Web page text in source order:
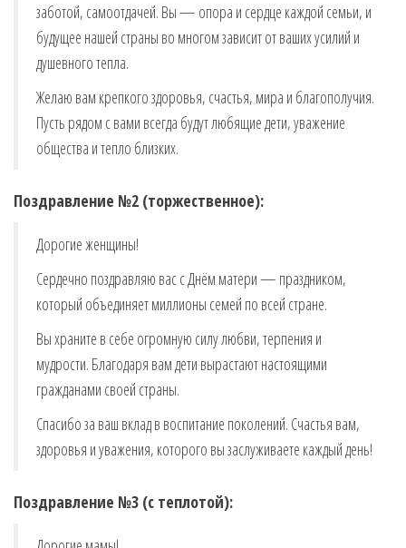
заботой, самоотдачей. Вы — опора и сердце каждой семьи, и
будущее нашей страны во многом зависит от ваших усилий и
душевного тепла.
Желаю вам крепкого здоровья, счастья, мира и благополучия.
Пусть рядом с вами всегда будут любящие дети, уважение
общества и тепло близких.
Поздравление №2 (торжественное):
Дорогие женщины!
Сердечно поздравляю вас с Днём матери — праздником,
который объединяет миллионы семей по всей стране.
Вы храните в себе огромную силу любви, терпения и
мудрости. Благодаря вам дети вырастают настоящими
гражданами своей страны.
Спасибо за ваш вклад в воспитание поколений. Счастья вам,
здоровья и уважения, которого вы заслуживаете каждый день!
Поздравление №3 (с теплотой):